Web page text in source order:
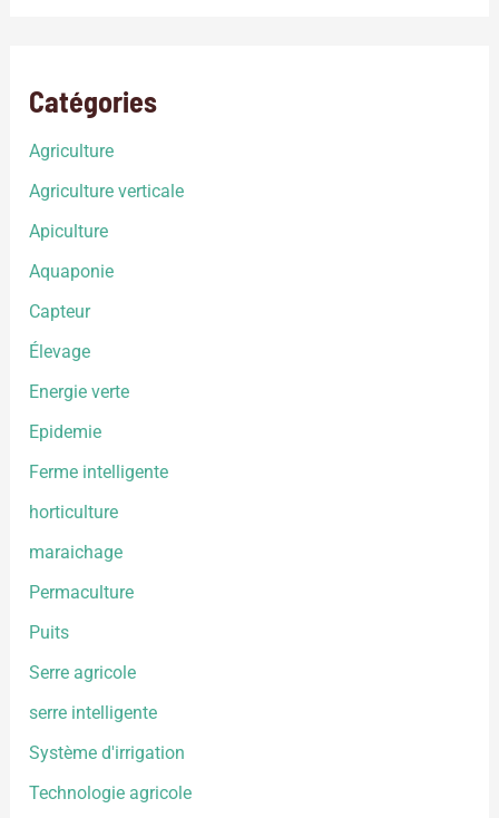
Catégories
Agriculture
Agriculture verticale
Apiculture
Aquaponie
Capteur
Élevage
Energie verte
Epidemie
Ferme intelligente
horticulture
maraichage
Permaculture
Puits
Serre agricole
serre intelligente
Système d'irrigation
Technologie agricole